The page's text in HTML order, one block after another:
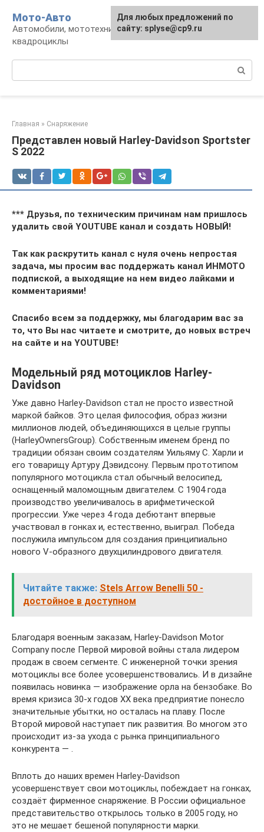
контенту
Мото-Авто
Автомобили, мототехника, снегоходы,
квадроциклы
Главная » Снаряжение
Представлен новый Harley-Davidson Sportster
S 2022
*** Друзья, по техническим причинам нам пришлось
удалить свой YOUTUBE канал и создать НОВЫЙ!
Так как раскрутить канал с нуля очень непростая
задача, мы просим вас поддержать канал ИНМОТО
подпиской, а выходящие на нем видео лайками и
комментариями!
Спасибо всем за поддержку, мы благодарим вас за
то, что Вы нас читаете и смотрите, до новых встреч
на сайте и на YOUTUBE!
Модельный ряд мотоциклов Harley-
Davidson
Уже давно Harley-Davidson стал не просто известной
маркой байков. Это целая философия, образ жизни
миллионов людей, объединяющихся в целые группы
(HarleyOwnersGroup). Собственным именем бренд по
традиции обязан своим создателям Уильяму С. Харли и
его товарищу Артуру Дэвидсону. Первым прототипом
популярного мотоцикла стал обычный велосипед,
оснащенный маломощным двигателем. С 1904 года
производство увеличивалось в арифметической
прогрессии. Уже через 4 года дебютант впервые
участвовал в гонках и, естественно, выиграл. Победа
послужила импульсом для создания принципиально
нового V-образного двухцилиндрового двигателя.
Читайте также: Stels Arrow Benelli 50 -
достойное в доступном
Благодаря военным заказам, Harley-Davidson Motor
Company после Первой мировой войны стала лидером
продаж в своем сегменте. С инженерной точки зрения
мотоциклы все более усовершенствовались. И в дизайне
появилась новинка — изображение орла на бензобаке. Во
время кризиса 30-х годов ХХ века предприятие понесло
значительные убытки, но осталась на плаву. После
Второй мировой наступает пик развития. Во многом это
происходит из-за ухода с рынка принципиального
конкурента — .
Вплоть до наших времен Harley-Davidson
усовершенствует свои мотоциклы, побеждает на гонках,
создаёт фирменное снаряжение. В России официальное
представительство открылось только в 2005 году, но
это не мешает бешеной популярности марки.
Для любых предложений по
сайту: splyse@cp9.ru